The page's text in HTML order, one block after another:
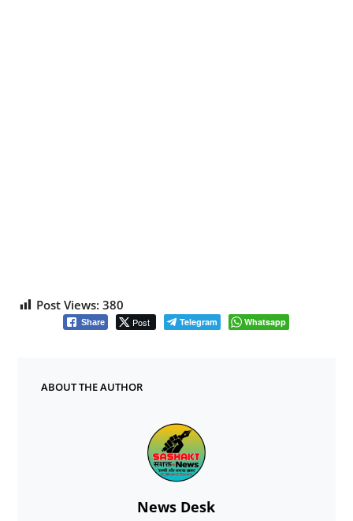
Post Views: 380
Share Post Telegram Whatsapp
ABOUT THE AUTHOR
News Desk